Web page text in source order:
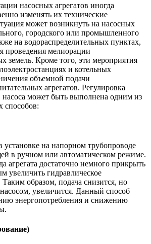
насосных агрегатов иногда
изменять их технические
может возникнуть на насосных
городского или промышленного
на водораспределительных пунктах,
проведения мелиорации
земель. Кроме того, эти мероприятия
и котельных
объемной подачи
агрегатов. Регулировка
насоса может быть выполнена одним из
способов:
установке на напорном трубопроводе
в ручном или автоматическом режиме.
агрегата достаточно немного прикрыть
увеличить гидравлическое
образом, подача снизится, но
увеличится. Данный способ
энергопотребления и снижению